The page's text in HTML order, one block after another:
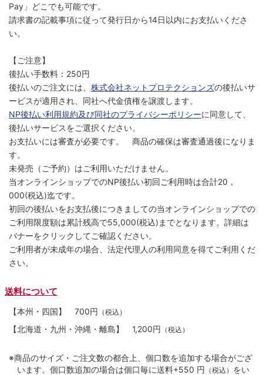
Pay」どこでも可能です。
請求書の記載事項に従って発行日から14日以内にお支払いくださ
い。
【ご注意】
後払い手数料：250円
後払いのご注文には、 株式会社ネットプロテクションズの後払いサ
ービスが適用され、同社へ代金債権を譲渡します。
NP後払い利用規約及び同社のプライバシーポリシーに同意して、
後払いサービスをご選択ください。
お支払いには審査が必要です。 商品の確保は審査通過後になりま
す。
未発売（ご予約）はご利用いただけません。
当オンラインショップでのNP後払い初回ご利用時は合計20，
000(税込)迄です。
初回の後払いをお支払後につきましての当オンラインショップでの
ご利用限度額は累計残高で55,000(税込)までとなります。詳細は
バナーをクリックしてご確認ください。
ご利用者が未成年の場合、法定代理人の利用同意を得てご利用くだ
さい。
送料について
【本州・四国】 700円 （税込）
【北海道・九州・沖縄・離島】 1,200円 （税込）
※商品のサイズ・ご注文数の都合上、個口数を追加する場合がござ
います。個口数追加の場合は個口毎に送料+550 円 （税込） をい